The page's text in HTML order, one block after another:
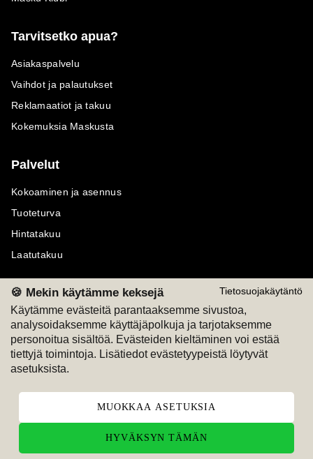
Tietosuojakäytäntö
🍪 Mekin käytämme keksejä
Käytämme evästeitä parantaaksemme sivustoa,
analysoidaksemme käyttäjäpolkuja ja tarjotaksemme
personoitua sisältöä. Evästeiden kieltäminen voi estää
tiettyjä toimintoja. Lisätiedot evästetyypeistä löytyvät
asetuksista.
MUOKKAA ASETUKSIA
HYVÄKSYN TÄMÄN
Tarvitsetko apua?
Asiakaspalvelu
Vaihdot ja palautukset
Reklamaatiot ja takuu
Kokemuksia Maskusta
Palvelut
Kokoaminen ja asennus
Tuoteturva
Hintatakuu
Laatutakuu
Maksutavat
M
Seuraa meitä